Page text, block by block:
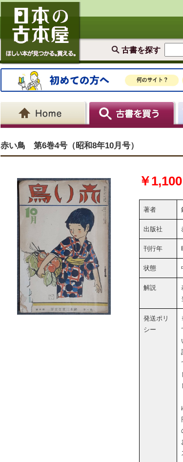
古書を探す
赤い鳥 第6巻4号（昭和8年10月号）
￥1,100
著者
出版社
刊行年
状態
解説
発送ポリ
シー